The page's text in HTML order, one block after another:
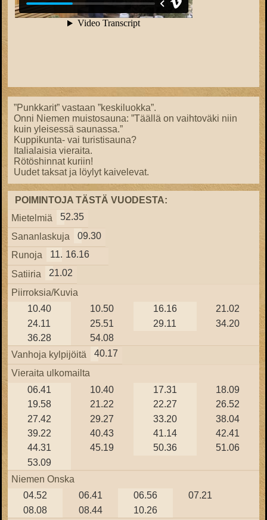
”Punkkarit” vastaan ”keskiluokka”.
Onni Niemen muistosauna: ”Täällä on vaihtoväki niin
kuin yleisessä saunassa.”
Kuppikunta- vai turistisauna?
Italialaisia vieraita.
Rötöshinnat kuriin!
Uudet taksat ja löylyt kaivelevat.
POIMINTOJA TÄSTÄ VUODESTA:
Mietelmiä
52.35
Sananlaskuja
09.30
Runoja
11.2216.16
Satiiria
21.02
Piirroksia/Kuvia
10.40
10.50 16.16
21.02
24.11
25.51 29.11
34.20
36.28
54.08
Vanhoja kylpijöitä
40.17
Vieraita ulkomailta
06.41
10.40 17.31
18.09
19.58
21.22 22.27
26.52
27.42
29.27 33.20
38.04
39.22
40.43 41.14
42.41
44.31
45.19 50.36
51.06
53.09
Niemen Onska
04.52
06.41 06.56
07.21
08.08
08.44 10.26